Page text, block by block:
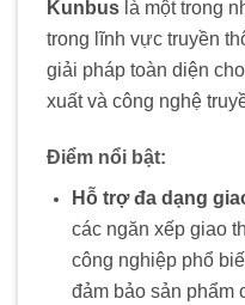
Kunbus là một trong
trong lĩnh vực truyền
giải pháp toàn diện
xuất và công nghệ
Điểm nổi bật:
Hỗ trợ đa dạng
các ngăn xếp giao
công nghiệp phổ
đảm bảo sản phẩm